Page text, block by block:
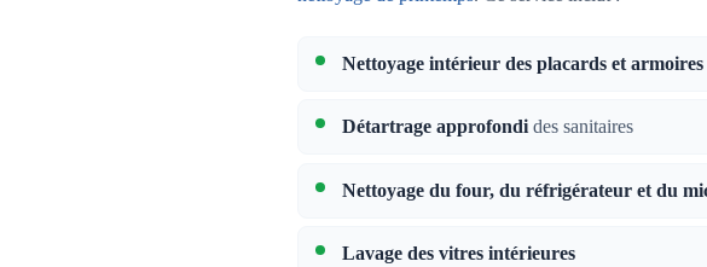
Nettoyage intérieur des placards et armoires
Détartrage approfondides sanitaires
Nettoyage du four, du réfrigérateur et du
Lavage des vitres intérieures